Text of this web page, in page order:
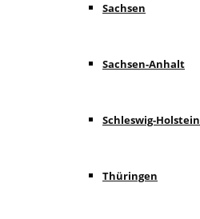
Sachsen
Sachsen-Anhalt
Schleswig-Holstein
Thüringen